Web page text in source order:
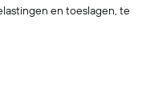
en toeslagen, te